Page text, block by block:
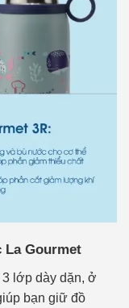
Gourmet
3 lớp dày dặn, ở
bạn giữ đồ